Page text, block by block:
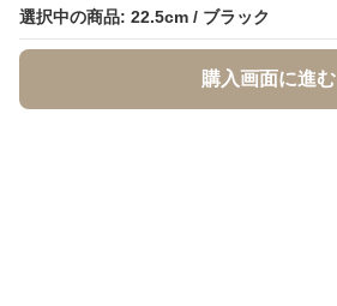
選択中の商品: 22.5cm / ブラック
購入画面に進む
選択中の商品: 22.5cm / ブラック
購入画面に進む